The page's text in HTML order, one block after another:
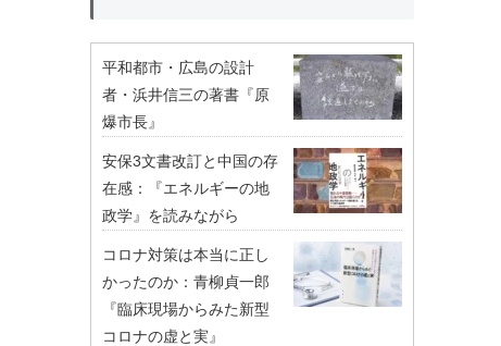
平和都市・広島の設計
者・浜井信三の著書『原
爆市長』
安保3文書改訂と中国の存
在感：『エネルギーの地
政学』を読みながら
コロナ対策は本当に正し
かったのか：青柳貞一郎
『臨床現場からみた新型
コロナの虚と実』